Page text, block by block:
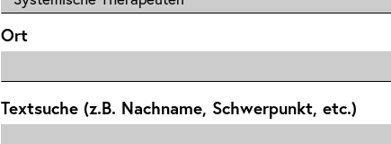
Ort
Textsuche (z.B. Nachname, Schwerpunkt, etc.)